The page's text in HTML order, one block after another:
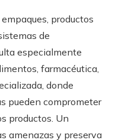
productos
de
especialmente
farmacéutica,
donde
pueden comprometer
productos. Un
amenazas y preserva